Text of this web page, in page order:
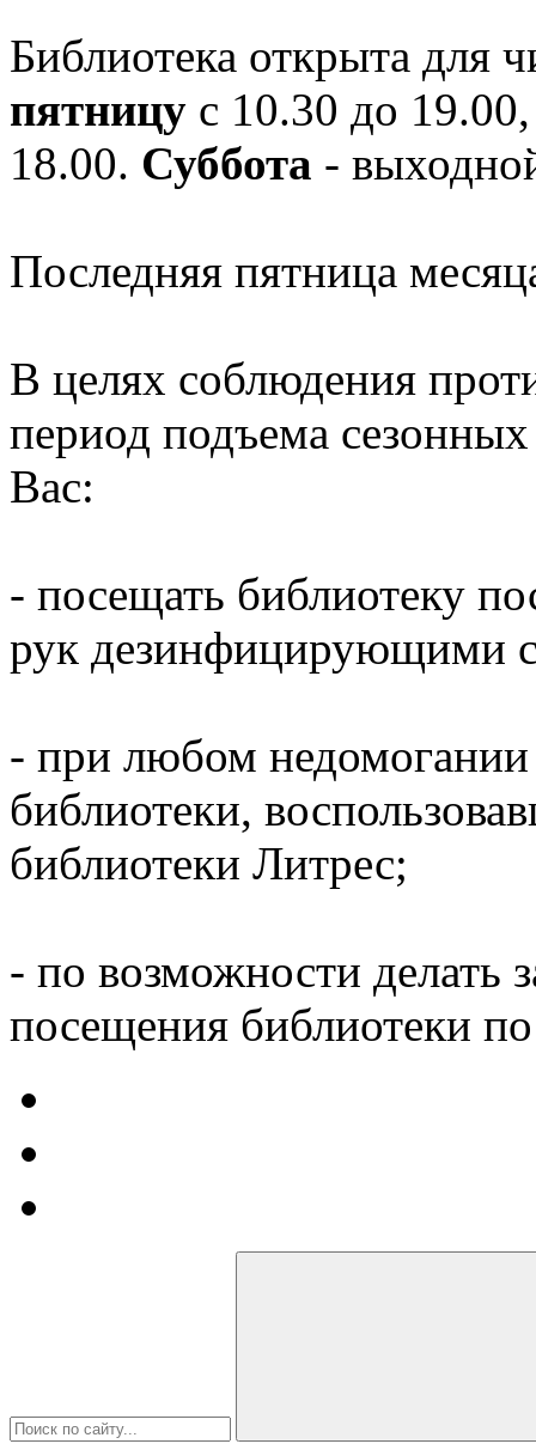
Библиотека открыта для
пятницу с 10.30 до
18.00. Суббота -
Последняя пятница
В целях соблюдения
период подъема
Вас:
- посещать библиотеку
рук дезинфицирующими
- при любом недомогании
библиотеки,
библиотеки Литрес;
- по возможности делать
посещения библиотеки